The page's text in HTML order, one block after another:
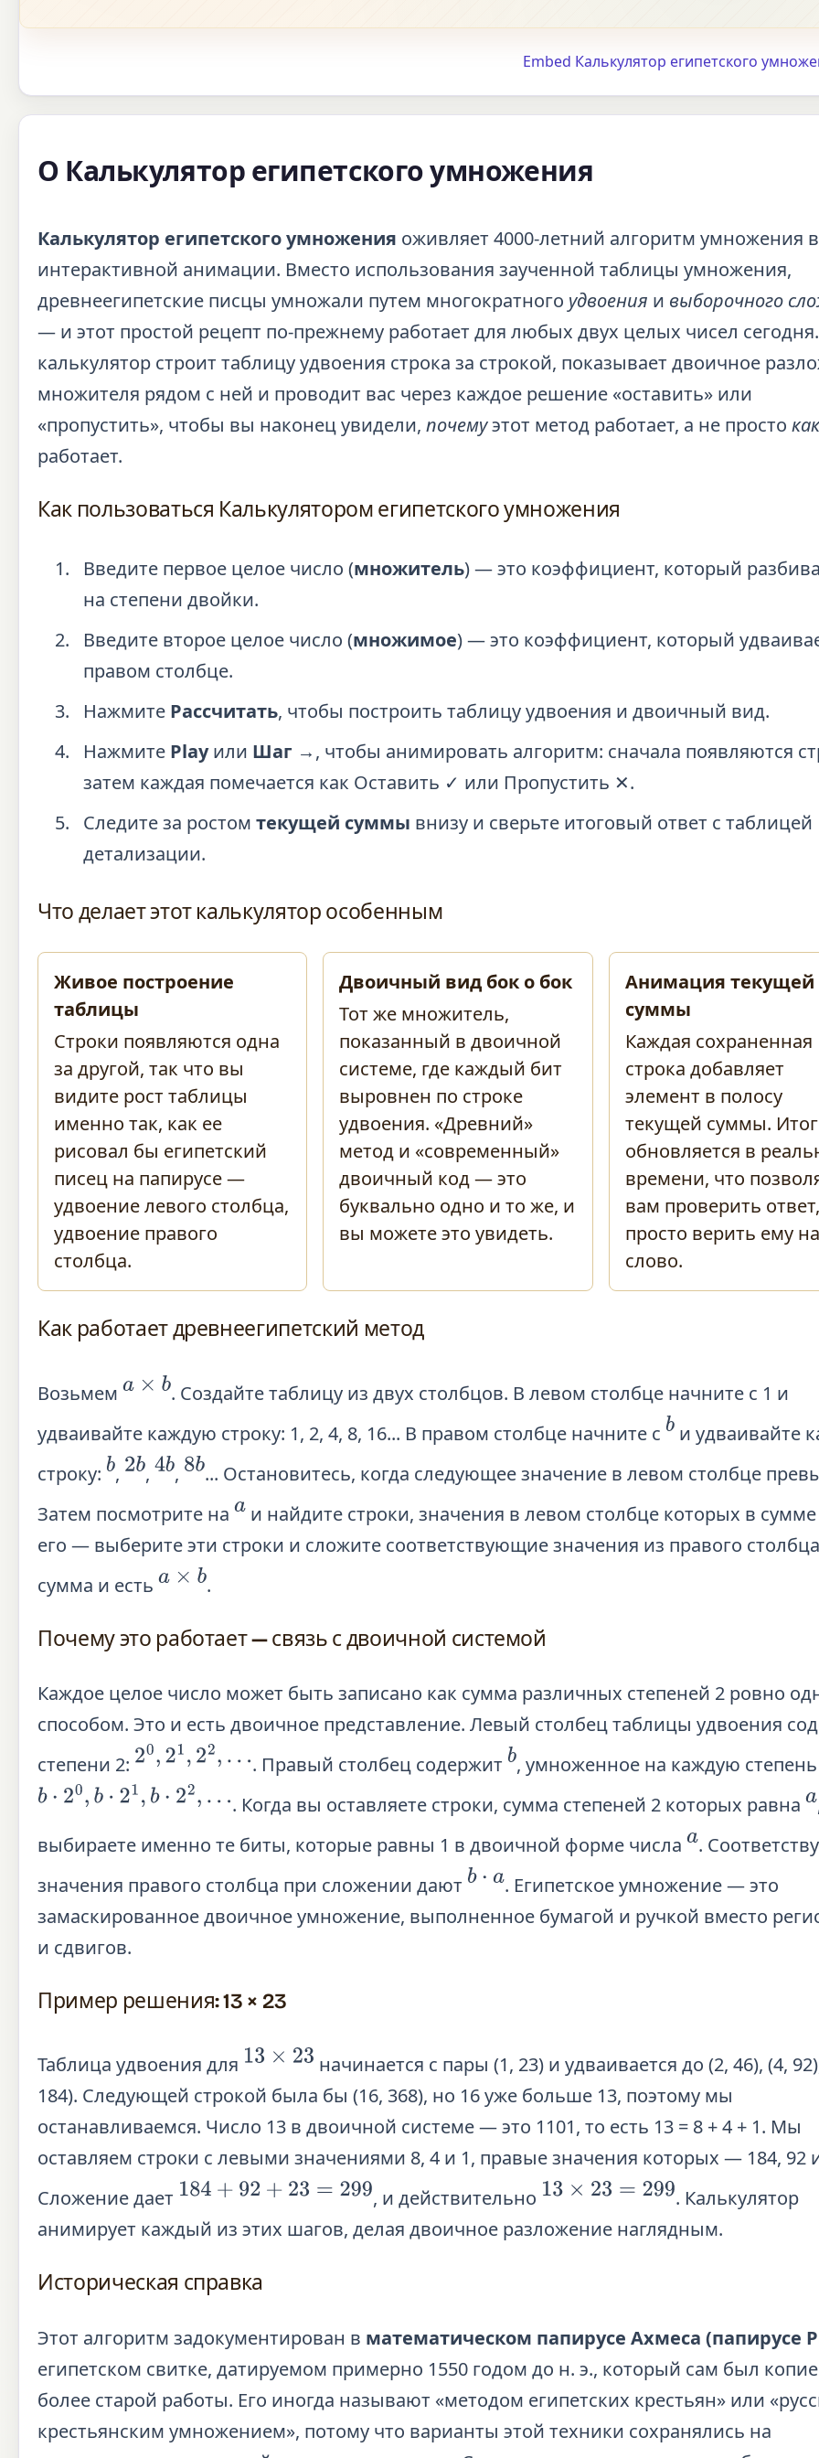
Embed Калькулятор египетского
О Калькулятор египетского умножения
Калькулятор египетского умножения оживляет 4000-летний алгоритм умножения
интерактивной анимации. Вместо использования заученной таблицы умножения,
древнеегипетские писцы умножали путем многократного удвоения и выборочного
— и этот простой рецепт по-прежнему работает для любых двух целых чисел
калькулятор строит таблицу удвоения строка за строкой, показывает двоичное
множителя рядом с ней и проводит вас через каждое решение «оставить» или
«пропустить», чтобы вы наконец увидели, почемуэтот метод работает, а не просто как
работает.
Как пользоваться Калькулятором египетского умножения
Введите первое целое число (множитель) — это коэффициент, который
на степени двойки.
Введите второе целое число (множимое) — это коэффициент, который
правом столбце.
Нажмите Рассчитать, чтобы построить таблицу удвоения и двоичный вид.
Нажмите Playили Шаг →, чтобы анимировать алгоритм: сначала появляются
затем каждая помечается как Оставить ✓ или Пропустить ✕.
Следите за ростом текущей суммы внизу и сверьте итоговый ответ с таблицей
детализации.
Что делает этот калькулятор особенным
Живое построение
таблицы
Строки появляются одна
за другой, так что вы
видите рост таблицы
именно так, как ее
рисовал бы египетский
писец на папирусе —
удвоение левого столбца,
удвоение правого
столбца.
Двоичный вид бок о бок
Тот же множитель,
показанный в двоичной
системе, где каждый бит
выровнен по строке
удвоения. «Древний»
метод и «современный»
двоичный код — это
буквально одно и то же, и
вы можете это увидеть.
Анимация текущей
суммы
Каждая сохраненная
строка добавляет
элемент в полосу
текущей суммы. Итог
обновляется в
времени, что
вам проверить
просто верить ему на
слово.
Как работает древнеегипетский метод
Возьмем a× b
. Создайте таблицу из двух столбцов. В левом столбце начните с 1 и
удваивайте каждую строку: 1, 2, 4, 8, 16... В правом столбце начните с b и удваивайте
строку: b, 2b, 4b, 8b... Остановитесь, когда следующее значение в левом столбце
Затем посмотрите на aи найдите строки, значения в левом столбце которых в
его — выберите эти строки и сложите соответствующие значения из правого
сумма и есть a× b .
Почему это работает — связь с двоичной системой
Каждое целое число может быть записано как сумма различных степеней 2 ровно
способом. Это и есть двоичное представление. Левый столбец таблицы удвоения
степени 2: 20,21,2 2,… . Правый столбец содержит b, умноженное на каждую степень
b ⋅2 0,b ⋅2 1 b⋅2 2, … . Когда вы оставляете строки, сумма степеней 2 которых равна a
выбираете именно те биты, которые равны 1 в двоичной форме числа a.
значения правого столбца при сложении дают b ⋅a
. Египетское умножение — это
замаскированное двоичное умножение, выполненное бумагой и ручкой вместо
и сдвигов.
Пример решения: 13 × 23
Таблица удвоения для 13× 23
начинается с пары (1, 23) и удваивается до (2, 46), (4,
184). Следующей строкой была бы (16, 368), но 16 уже больше 13, поэтому мы
останавливаемся. Число 13 в двоичной системе — это 1101, то есть 13 = 8 + 4 + 1. Мы
оставляем строки с левыми значениями 8, 4 и 1, правые значения которых — 184, 92
Сложение дает 184+92 +23=299 , и действительно 13× 23 =299
. Калькулятор
анимирует каждый из этих шагов, делая двоичное разложение наглядным.
Историческая справка
Этот алгоритм задокументирован в математическом папирусе Ахмеса (папирусе
египетском свитке, датируемом примерно 1550 годом до н. э., который сам был
более старой работы. Его иногда называют «методом египетских крестьян» или
крестьянским умножением», потому что варианты этой техники сохранялись на